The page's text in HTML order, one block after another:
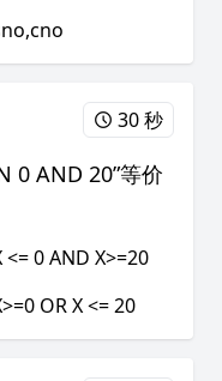
30 秒
0 AND 20”等价
<= 0 AND X>=20
OR X <= 20